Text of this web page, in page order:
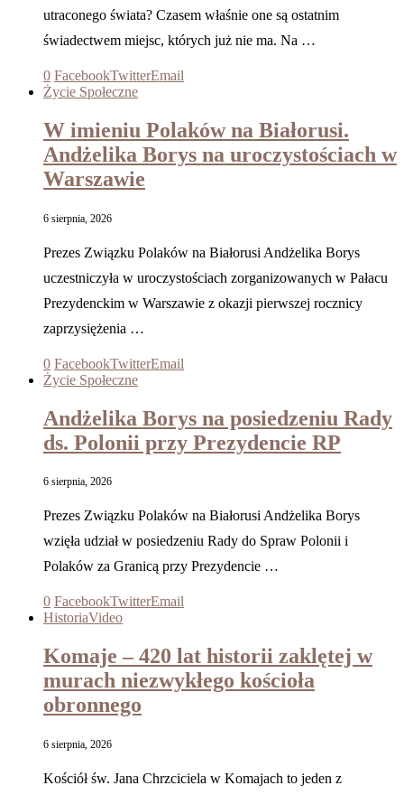
utraconego świata? Czasem właśnie one są ostatnim
świadectwem miejsc, których już nie ma. Na …
0 FacebookTwitterEmail
Życie Społeczne
W imieniu Polaków na Białorusi.
Andżelika Borys na uroczystościach w
Warszawie
6 sierpnia, 2026
Prezes Związku Polaków na Białorusi Andżelika Borys
uczestniczyła w uroczystościach zorganizowanych w Pałacu
Prezydenckim w Warszawie z okazji pierwszej rocznicy
zaprzysiężenia …
0 FacebookTwitterEmail
Życie Społeczne
Andżelika Borys na posiedzeniu Rady
ds. Polonii przy Prezydencie RP
6 sierpnia, 2026
Prezes Związku Polaków na Białorusi Andżelika Borys
wzięła udział w posiedzeniu Rady do Spraw Polonii i
Polaków za Granicą przy Prezydencie …
0 FacebookTwitterEmail
HistoriaVideo
Komaje – 420 lat historii zaklętej w
murach niezwykłego kościoła
obronnego
6 sierpnia, 2026
Kościół św. Jana Chrzciciela w Komajach to jeden z